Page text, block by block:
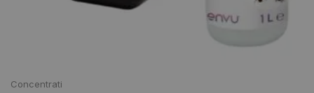
Concentrati